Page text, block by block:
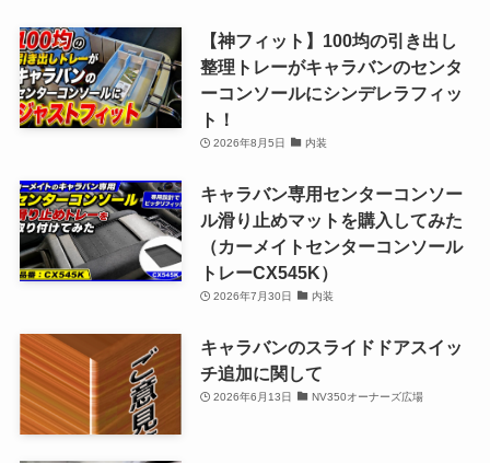
【神フィット】100均の引き出し
整理トレーがキャラバンのセンタ
ーコンソールにシンデレラフィッ
ト！
2026年8月5日 内装
キャラバン専用センターコンソー
ル滑り止めマットを購入してみた
（カーメイトセンターコンソール
トレーCX545K）
2026年7月30日 内装
キャラバンのスライドドアスイッ
チ追加に関して
2026年6月13日 NV350オーナーズ広場